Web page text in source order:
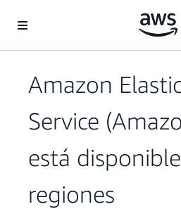
Amazon
Service
está
regiones